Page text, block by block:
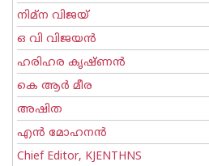
നിമ്ന വിജയ്
ഒ വി വിജയന്‍
ഹരിഹര കൃഷ്ണൻ
കെ ആര്‍ മീര
അഷിത
എന്‍ മോഹനന്‍
Chief Editor, KJENTHNS